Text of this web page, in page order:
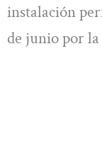
instalación
de junio por